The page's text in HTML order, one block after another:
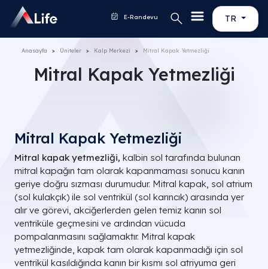
TR
E-Randevu
Anasayfa Üniteler Kalp Merkezi Mitral Kapak Yetmezliği
Mitral Kapak Yetmezliği
Mitral Kapak Yetmezliği
Mitral kapak yetmezliği, kalbin sol tarafında bulunan
mitral kapağın tam olarak kapanmaması sonucu kanın
geriye doğru sızması durumudur. Mitral kapak, sol atrium
(sol kulakçık) ile sol ventrikül (sol karıncık) arasında yer
alır ve görevi, akciğerlerden gelen temiz kanın sol
ventriküle geçmesini ve ardından vücuda
pompalanmasını sağlamaktır. Mitral kapak
yetmezliğinde, kapak tam olarak kapanmadığı için sol
ventrikül kasıldığında kanın bir kısmı sol atriyuma geri